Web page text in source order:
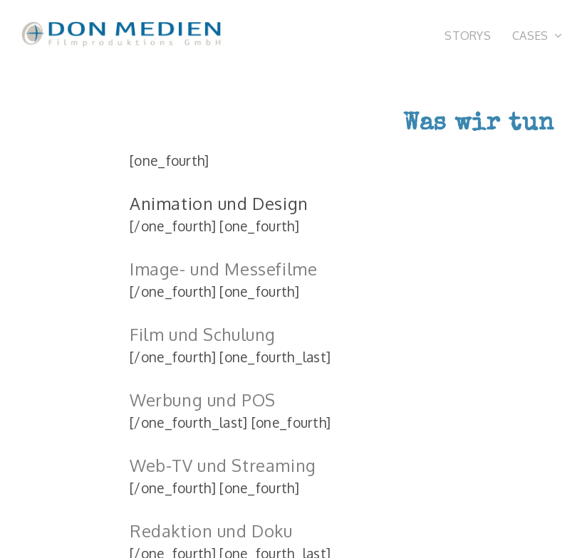
STORYS CASES
Was wir tun
[one_fourth]
Animation und Design
[/one_fourth] [one_fourth]
Image- und Messefilme
[/one_fourth] [one_fourth]
Film und Schulung
[/one_fourth] [one_fourth_last]
Werbung und POS
[/one_fourth_last] [one_fourth]
Web-TV und Streaming
[/one_fourth] [one_fourth]
Redaktion und Doku
[/one_fourth] [one_fourth_last]